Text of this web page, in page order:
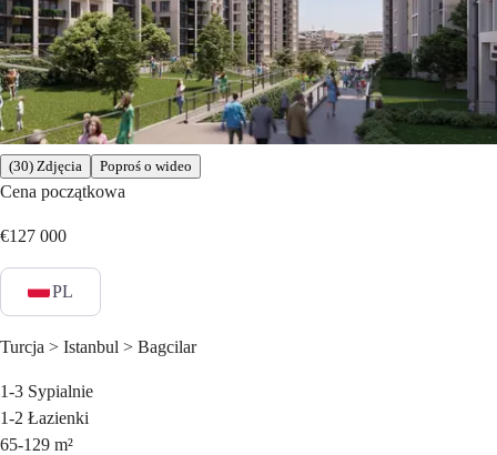
(30) Zdjęcia Poproś o wideo
Cena początkowa
€127 000
PL
Turcja > Istanbul > Bagcilar
1-3 Sypialnie
1-2 Łazienki
65-129 m²